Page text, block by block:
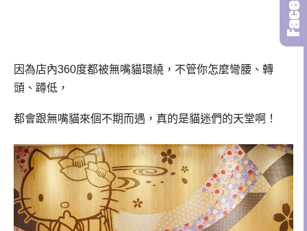
因為店內360度都被無嘴貓環繞，不管你怎麼彎腰、轉
頭、蹲低，
都會跟無嘴貓來個不期而遇，真的是貓迷們的天堂啊！